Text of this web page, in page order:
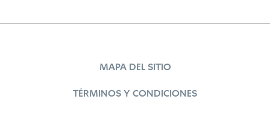
MAPA DEL SITIO
TÉRMINOS Y CONDICIONES